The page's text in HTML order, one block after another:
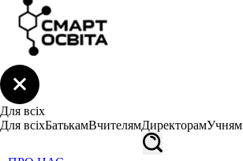
Для всіх
Для всіхБатькамВчителямДиректорамУчням